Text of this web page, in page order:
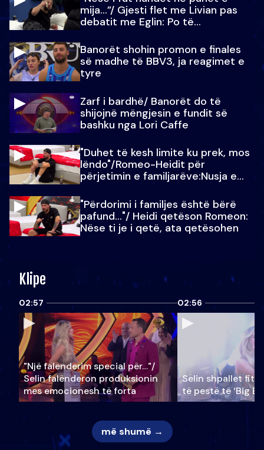
mija…”/ Gjesti flet me Livian pas
debatit me Eglin: Po të
Banorët shohin promon e finales
së madhe të BBV3, ja reagimet e
tyre
Zarf i bardhë/ Banorët do të
shijojnë mëngjesin e fundit së
bashku nga Lori Caffe
"Duhet të kesh limite ku prek, mos
lëndo"/Romeo-Heidit për
përjetimin e familjarëve:Nusja e
"Përdorimi i familjes është bërë
pafund…"/ Heidi qetëson Romeon:
Nëse ti je i qetë, ata qetësohen
Klipe
02:57
"Një falenderim special për…"/
Selin falënderon produksionin
mes emocionesh të forta
02:56
Selin shpallet
të pestë të ‘Big
më shumë →